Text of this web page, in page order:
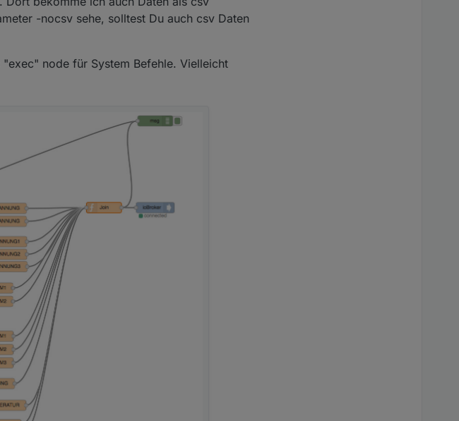
-nocsv sehe, solltest Du auch csv Daten
node für System Befehle. Vielleicht